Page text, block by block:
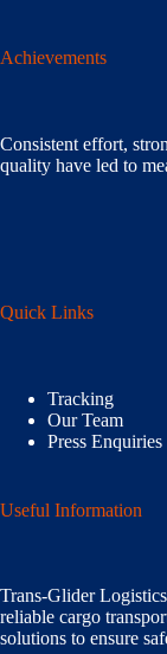
Achievements
Consistent effort,
quality have led to
Quick Links
Tracking
Our Team
Press Enquiries
Useful Information
Trans-Glider
reliable cargo
solutions to ensure